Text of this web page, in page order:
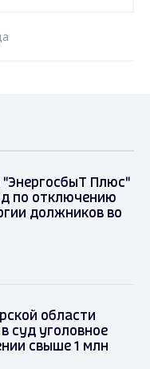
"ЭнергосбыТ Плюс"
по отключению
должников во
области
суд уголовное
свыше 1 млн